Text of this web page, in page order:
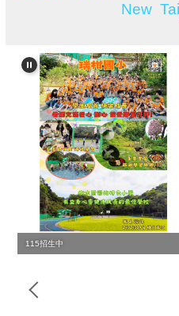
New
115招生中